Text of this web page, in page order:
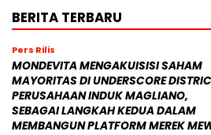
BERITA TERBARU
Pers Rilis
MONDEVITA MENGAKUISISI SAHAM
MAYORITAS DI UNDERSCORE
PERUSAHAAN INDUK MAGLIANO,
SEBAGAI LANGKAH KEDUA DALAM
MEMBANGUN PLATFORM MEREK